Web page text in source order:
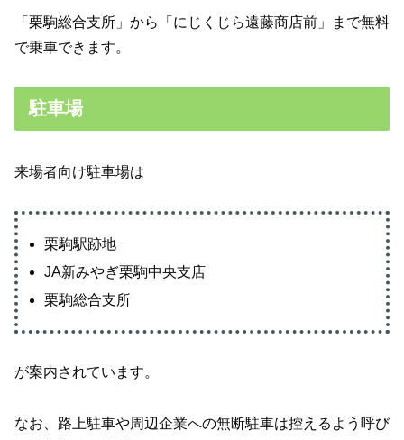
「栗駒総合支所」から「にじくじら遠藤商店前」まで無料
で乗車できます。
駐車場
来場者向け駐車場は
栗駒駅跡地
JA新みやぎ栗駒中央支店
栗駒総合支所
が案内されています。
なお、路上駐車や周辺企業への無断駐車は控えるよう呼び